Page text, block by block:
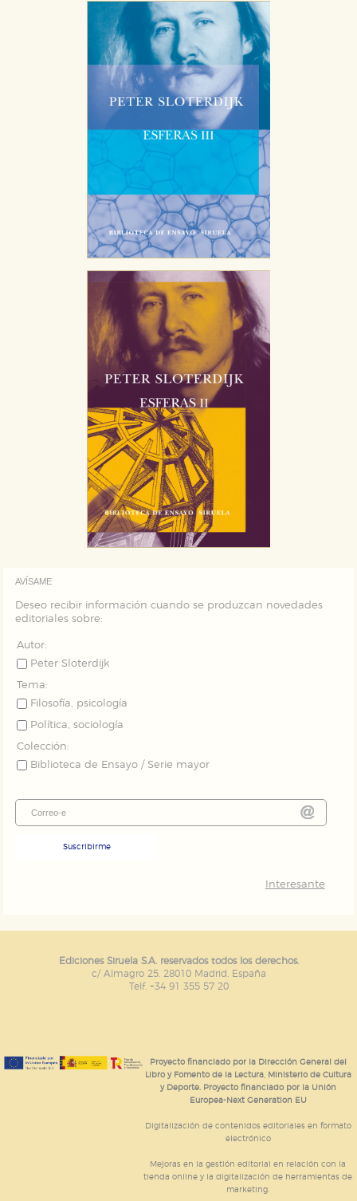
AVÍSAME
Deseo recibir información cuando se produzcan novedades
editoriales sobre:
Autor:
Peter Sloterdijk
Tema:
Filosofía, psicología
Política, sociología
Colección:
Biblioteca de Ensayo / Serie mayor
Suscribirme
Interesante
Ediciones Siruela S.A. reservados todos los derechos.
c/ Almagro 25. 28010 Madrid. España
Telf. +34 91 355 57 20
Proyecto financiado por la Dirección General del
Libro y Fomento de la Lectura, Ministerio de Cultura
y Deporte. Proyecto financiado por la Unión
Europea-Next Generation EU
Digitalización de contenidos editoriales en formato
electrónico
Mejoras en la gestión editorial en relación con la
tienda online y la digitalización de herramientas de
marketing.